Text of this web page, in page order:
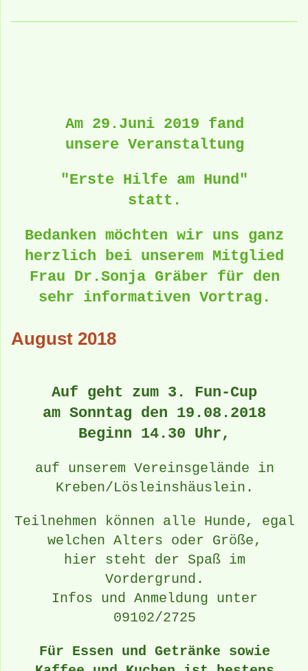
Am 29.Juni 2019 fand
unsere Veranstaltung
"Erste Hilfe am Hund"
statt.
Bedanken möchten wir uns ganz
herzlich bei unserem Mitglied
Frau Dr.Sonja Gräber für den
sehr informativen Vortrag.
August 2018
Auf geht zum 3. Fun-Cup
am Sonntag den 19.08.2018
Beginn 14.30 Uhr,
auf unserem Vereinsgelände in
Kreben/Lösleinshäuslein.
Teilnehmen können alle Hunde, egal
welchen Alters oder Größe,
hier steht der Spaß im
Vordergrund.
Infos und Anmeldung unter
09102/2725
Für Essen und Getränke sowie